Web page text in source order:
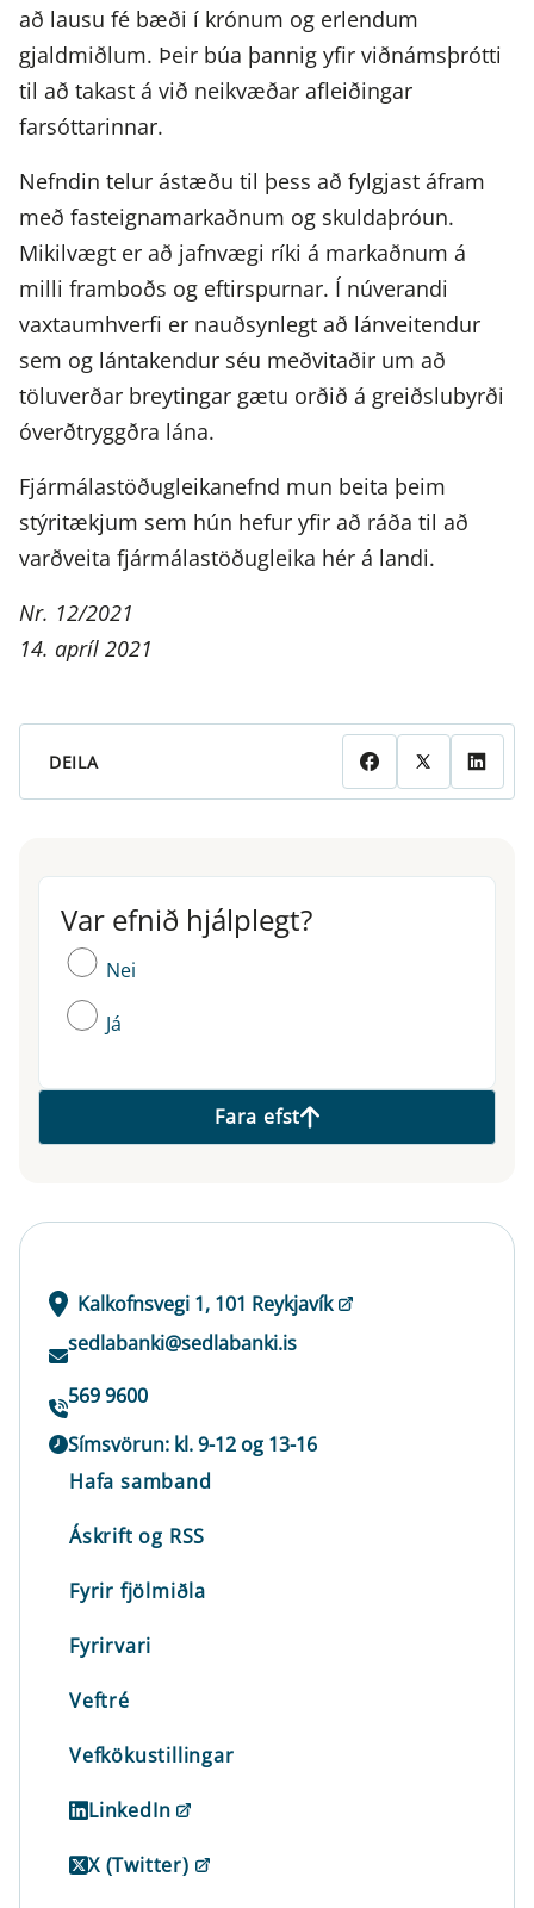
að lausu fé bæði í krónum og erlendum
gjaldmiðlum. Þeir búa þannig yfir viðnámsþrótti
til að takast á við neikvæðar afleiðingar
farsóttarinnar.
Nefndin telur ástæðu til þess að fylgjast áfram
með fasteignamarkaðnum og skuldaþróun.
Mikilvægt er að jafnvægi ríki á markaðnum á
milli framboðs og eftirspurnar. Í núverandi
vaxtaumhverfi er nauðsynlegt að lánveitendur
sem og lántakendur séu meðvitaðir um að
töluverðar breytingar gætu orðið á greiðslubyrði
óverðtryggðra lána.
Fjármálastöðugleikanefnd mun beita þeim
stýritækjum sem hún hefur yfir að ráða til að
varðveita fjármálastöðugleika hér á landi.
Nr. 12/2021
14. apríl 2021
DEILA
Var efnið hjálplegt?
Var efnið hjálplegt?
Nei
Já
Fara efst
Kalkofnsvegi 1, 101 Reykjavík
sedlabanki@sedlabanki.is
569 9600
Símsvörun: kl. 9-12 og 13-16
Hafa samband
Áskrift og RSS
Fyrir fjölmiðla
Fyrirvari
Veftré
Vefkökustillingar
LinkedIn
X (Twitter)